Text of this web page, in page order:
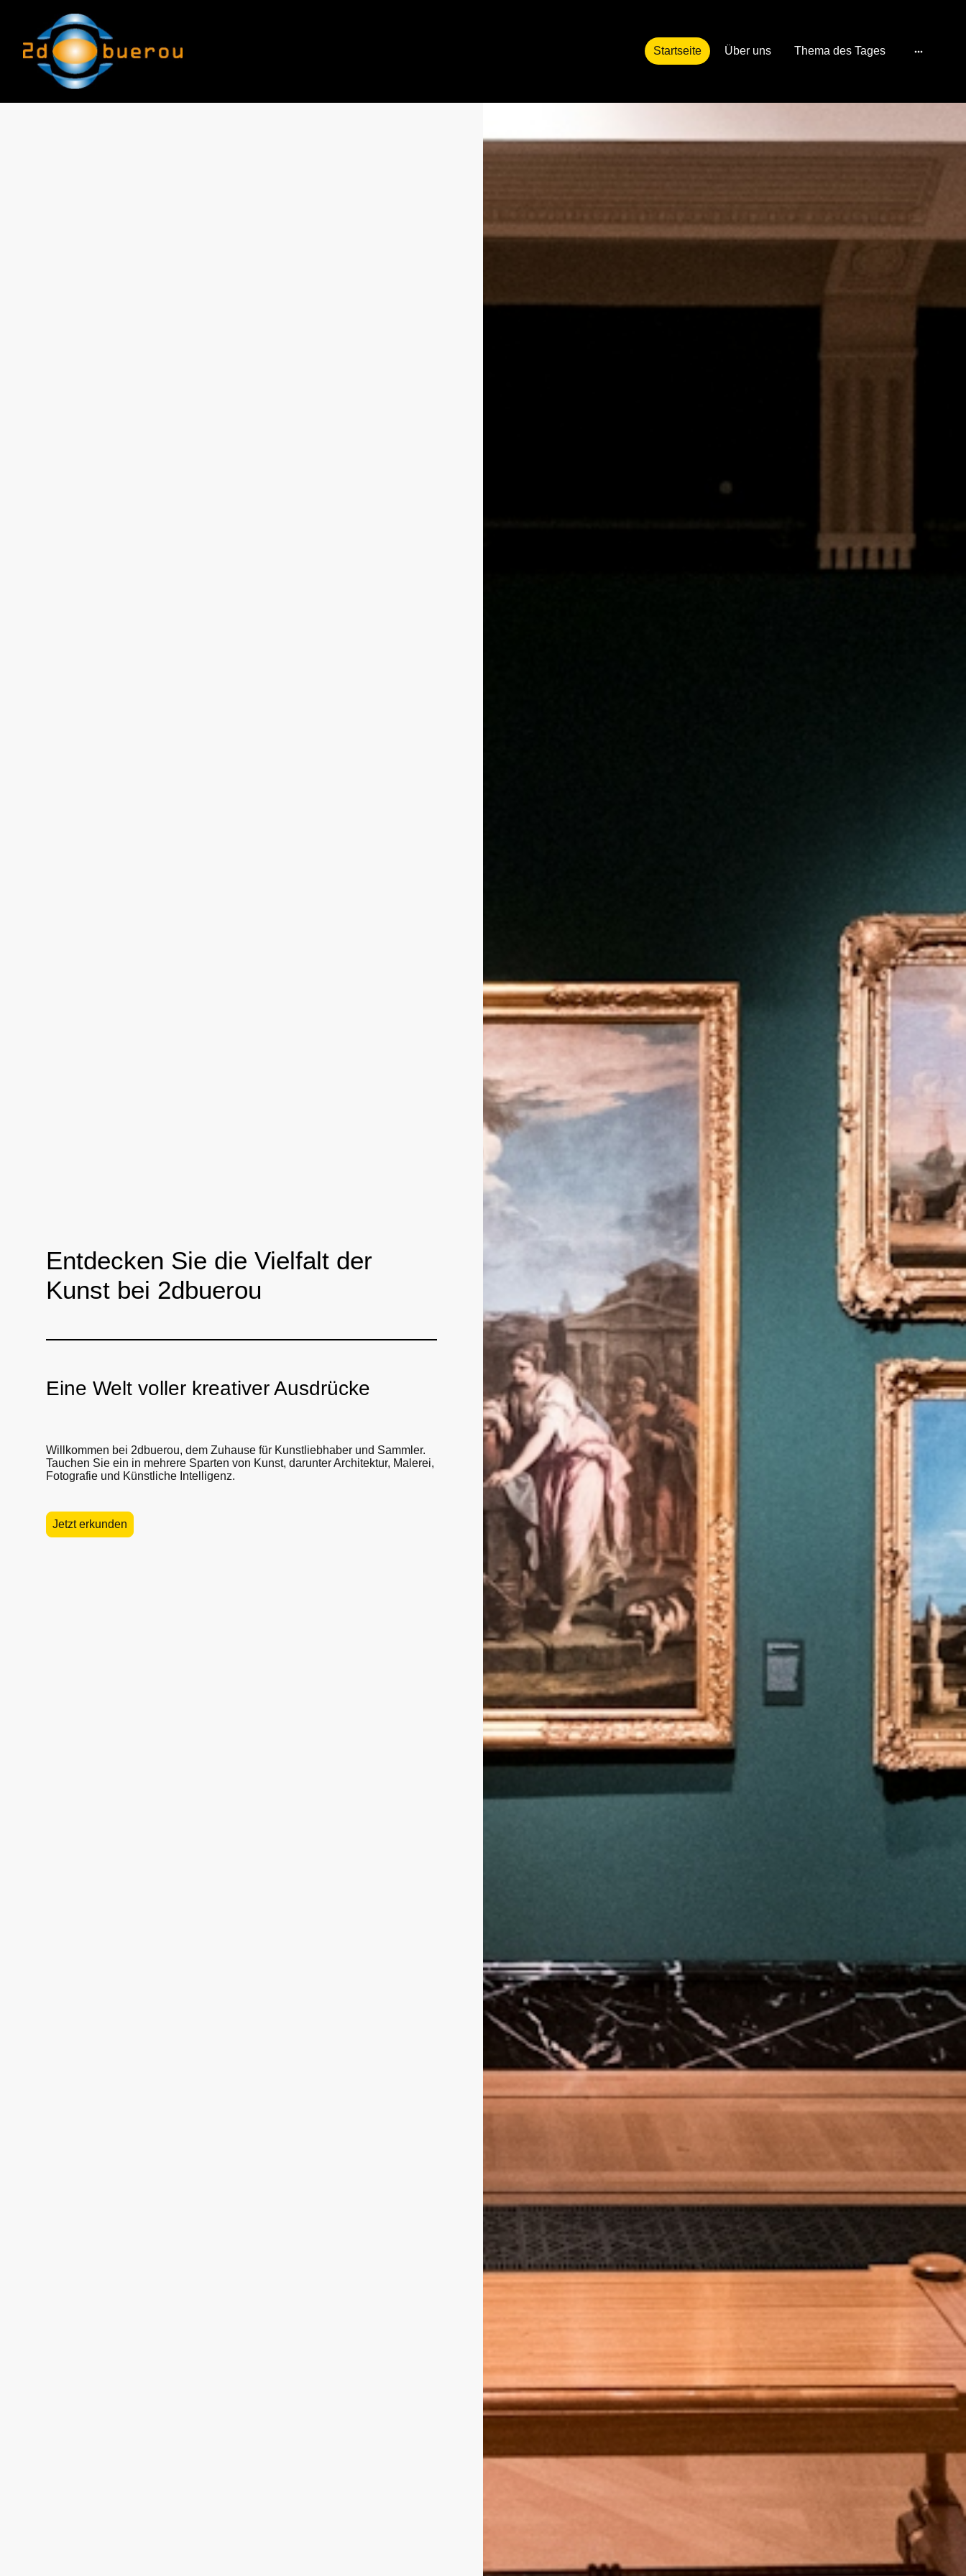
Startseite Über uns Thema des Tages
Entdecken Sie die Vielfalt der
Kunst bei 2dbuerou
Eine Welt voller kreativer Ausdrücke
Willkommen bei 2dbuerou, dem Zuhause für Kunstliebhaber und Sammler.
Tauchen Sie ein in mehrere Sparten von Kunst, darunter Architektur, Malerei,
Fotografie und Künstliche Intelligenz.
Jetzt erkunden